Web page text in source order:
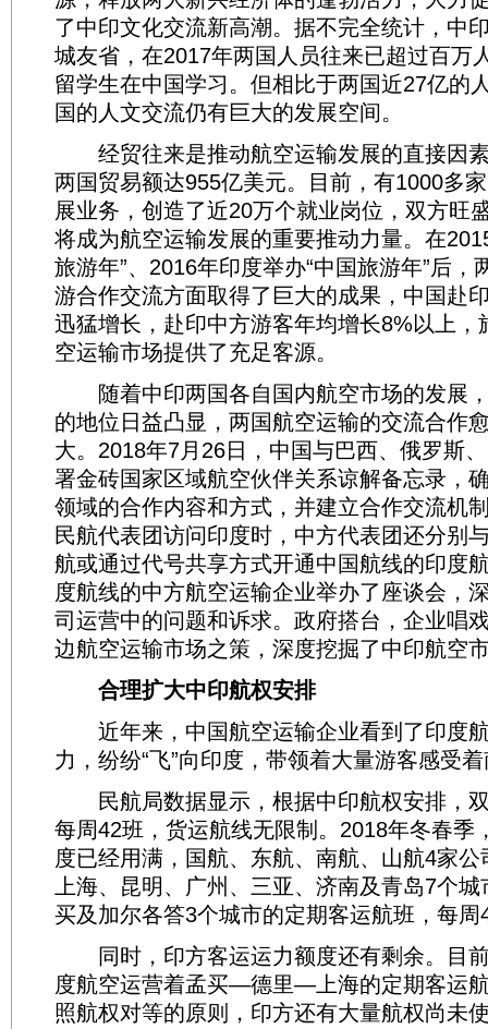
了中印文化交流新高潮。据不完全统计，中
城友省，在2017年两国人员往来已超过百万
留学生在中国学习。但相比于两国近27亿的
国的人文交流仍有巨大的发展空间。
经贸往来是推动航空运输发展的直接因
两国贸易额达955亿美元。目前，有1000多
展业务，创造了近20万个就业岗位，双方旺
将成为航空运输发展的重要推动力量。在
旅游年”、2016年印度举办“中国旅游年”后，
游合作交流方面取得了巨大的成果，中国赴
迅猛增长，赴印中方游客年均增长8%以上，
空运输市场提供了充足客源。
随着中印两国各自国内航空市场的发展
的地位日益凸显，两国航空运输的交流合作
大。2018年7月26日，中国与巴西、俄罗斯
署金砖国家区域航空伙伴关系谅解备忘录，
领域的合作内容和方式，并建立合作交流机
民航代表团访问印度时，中方代表团还分别
航或通过代号共享方式开通中国航线的印度
度航线的中方航空运输企业举办了座谈会，
司运营中的问题和诉求。政府搭台，企业唱
边航空运输市场之策，深度挖掘了中印航空
合理扩大中印航权安排
近年来，中国航空运输企业看到了印度
力，纷纷“飞”向印度，带领着大量游客感受
民航局数据显示，根据中印航权安排，
每周42班，货运航线无限制。2018年冬春季
度已经用满，国航、东航、南航、山航4家
上海、昆明、广州、三亚、济南及青岛7个
买及加尔各答3个城市的定期客运航班，每周
同时，印方客运运力额度还有剩余。目
度航空运营着孟买—德里—上海的定期客运
照航权对等的原则，印方还有大量航权尚未